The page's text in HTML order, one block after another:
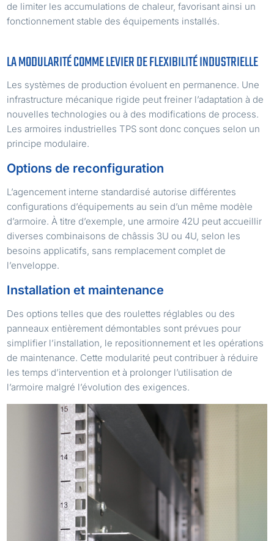
de limiter les accumulations de chaleur, favorisant ainsi un
fonctionnement stable des équipements installés.
LA MODULARITÉ COMME LEVIER DE FLEXIBILITÉ INDUSTRIELLE
Les systèmes de production évoluent en permanence. Une
infrastructure mécanique rigide peut freiner l’adaptation à de
nouvelles technologies ou à des modifications de process.
Les armoires industrielles TPS sont donc conçues selon un
principe modulaire.
Options de reconfiguration
L’agencement interne standardisé autorise différentes
configurations d’équipements au sein d’un même modèle
d’armoire. À titre d’exemple, une armoire 42U peut accueillir
diverses combinaisons de châssis 3U ou 4U, selon les
besoins applicatifs, sans remplacement complet de
l’enveloppe.
Installation et maintenance
Des options telles que des roulettes réglables ou des
panneaux entièrement démontables sont prévues pour
simplifier l’installation, le repositionnement et les opérations
de maintenance. Cette modularité peut contribuer à réduire
les temps d’intervention et à prolonger l’utilisation de
l’armoire malgré l’évolution des exigences.